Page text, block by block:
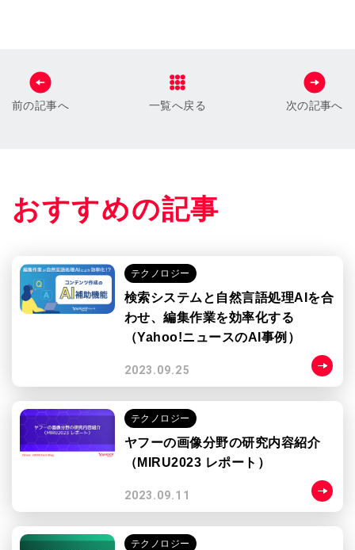
前の記事へ 一覧へ戻る 次の記事へ
おすすめの記事
テクノロジー
検索システムと自然言語処理AIを合
わせ、編集作業を効率化する
（Yahoo!ニュースのAI事例）
2023.09.25
テクノロジー
ヤフーの画像分野の研究内容紹介
（MIRU2023 レポート）
2023.09.11
テクノロジー